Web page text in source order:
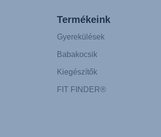
Termékeink
Gyerekülések
Babakocsik
Kiegészítők
FIT FINDER®